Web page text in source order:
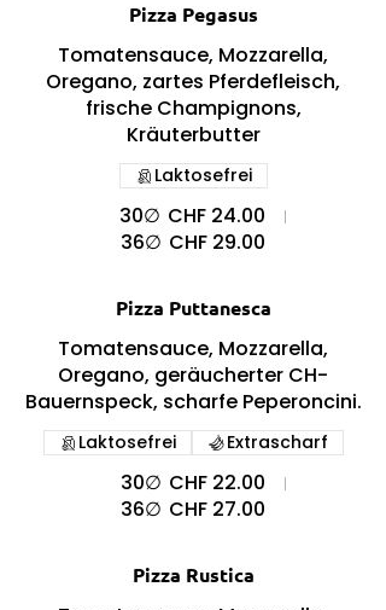
Pizza Pegasus
Tomatensauce, Mozzarella,
Oregano, zartes Pferdefleisch,
frische Champignons,
Kräuterbutter
30∅ CHF 24.00
36∅ CHF 29.00
Laktosefrei
Pizza Puttanesca
Tomatensauce, Mozzarella,
Oregano, geräucherter CH-
Bauernspeck, scharfe Peperoncini.
30∅ CHF 22.00
36∅ CHF 27.00
Laktosefrei Extrascharf
Pizza Rustica